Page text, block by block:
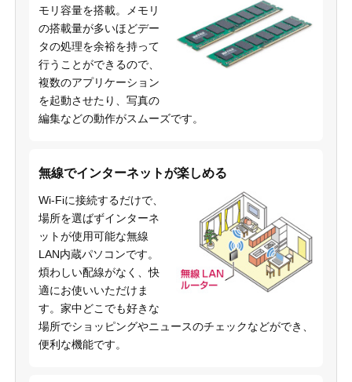
モリ容量を搭載。メモリ
の搭載量が多いほどデー
タの処理を余裕を持って
行うことができるので、
複数のアプリケーション
を起動させたり、写真の
編集などの動作がスムーズです。
無線でインターネットが楽しめる
Wi-Fiに接続するだけで、
場所を選ばずインターネ
ットが使用可能な無線
LAN内蔵パソコンです。
煩わしい配線がなく、快
適にお使いいただけま
す。家中どこでも好きな
場所でショッピングやニュースのチェックなどができ、
便利な機能です。